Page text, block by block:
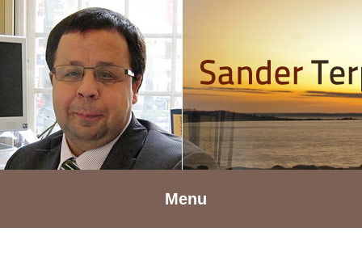
Spring
naar
hoofdnavigatie
naar
hoofd
inhoud
Spring
naar
voettekst
Menu